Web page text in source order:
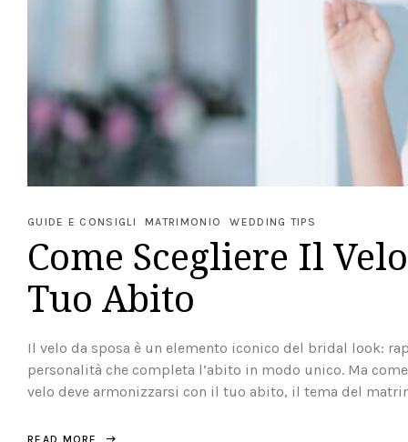
GUIDE E CONSIGLI MATRIMONIO WEDDING TIPS
Come Scegliere Il
Tuo Abito
Il velo da sposa è un elemento iconico del bridal look:
personalità che completa l’abito in modo unico. Ma
velo deve armonizzarsi con il tuo abito, il tema del
READ MORE